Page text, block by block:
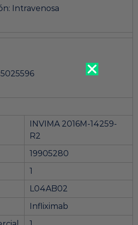
Intravenosa
INVIMA 2016M-14259-
R2
19905280
1
L04AB02
Infliximab